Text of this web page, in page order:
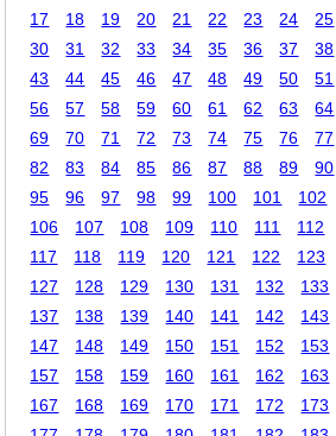
17
18 19 20 21 22 23 24 25
30
31 32 33 34 35 36 37 38
43
44 45 46 47 48 49 50 51
56
57 58 59 60 61 62 63 64
69
70 71 72 73 74 75 76 77
82
83 84 85 86 87 88 89 90
95
96 97 98 99 100 101 102
106
107 108 109 110 111 112
117
118 119 120 121 122 123
127
128 129 130 131 132 133
137
138 139 140 141 142 143
147
148 149 150 151 152 153
157
158 159 160 161 162 163
167
168 169 170 171 172 173